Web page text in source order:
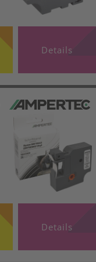
Details
Details